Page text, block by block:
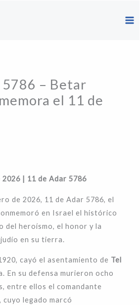
5786 – Betar
el 11 de
| 11 de Adar 5786
de 2026, 11 de Adar 5786, el
en Israel el histórico
del heroísmo, el honor y la
en su tierra.
cayó el asentamiento de Tel
En su defensa murieron ocho
entre ellos el comandante
, cuyo legado marcó